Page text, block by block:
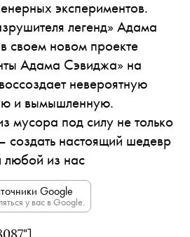
экспериментов.
легенд» Адама
своем новом проекте
Адама Сэвиджа» на
невероятную
и вымышленную.
мусора под силу не только
настоящий шедевр
любой из нас
Google
у вас в Google.